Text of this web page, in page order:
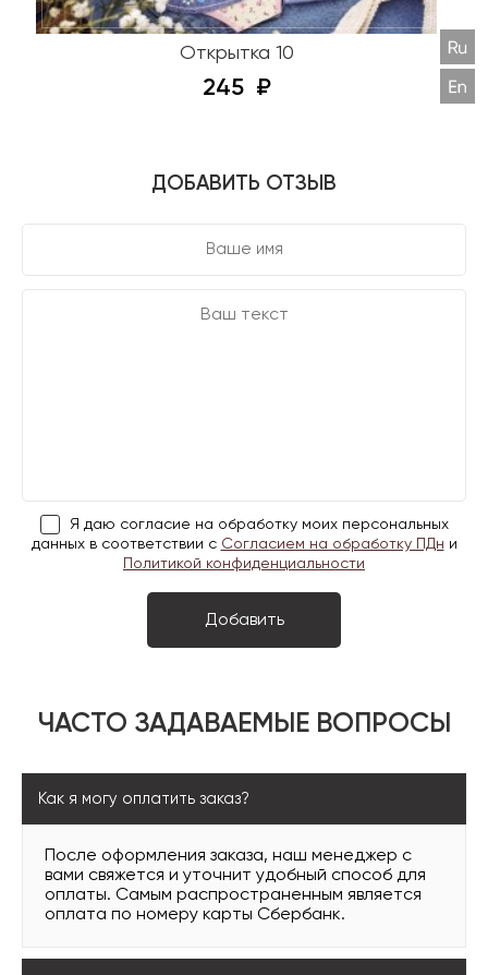
Открытка 10
245
ДОБАВИТЬ ОТЗЫВ
Я даю согласие на обработку моих персональных
данных в соответствии с Согласием на обработку ПДн и
Политикой конфиденциальности
ЧАСТО ЗАДАВАЕМЫЕ ВОПРОСЫ
Как я могу оплатить заказ?
После оформления заказа, наш менеджер с
вами свяжется и уточнит удобный способ для
оплаты. Самым распространенным является
оплата по номеру карты Сбербанк.